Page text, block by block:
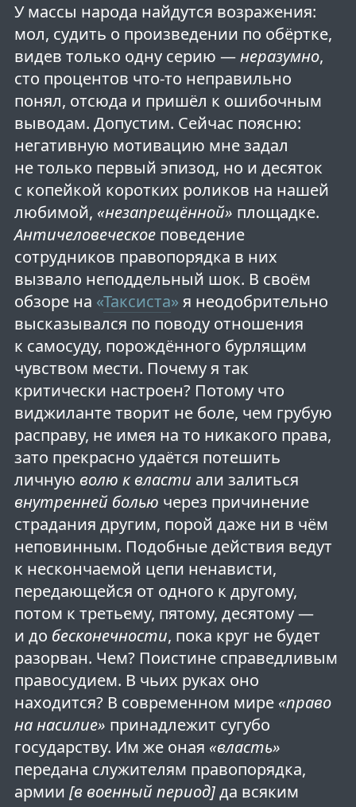
У массы народа найдутся возражения:
мол, судить о произведении по обёртке,
видев только одну серию —неразумно,
сто процентов что-то неправильно
понял, отсюда и пришёл к ошибочным
выводам. Допустим. Сейчас поясню:
негативную мотивацию мне задал
не только первый эпизод, но и десяток
с копейкой коротких роликов на нашей
любимой, «незапрещённой» площадке.
Античеловеческоеповедение
сотрудников правопорядка в них
вызвало неподдельный шок. В своём
обзоре на «Таксиста» я неодобрительно
высказывался по поводу отношения
к самосуду, порождённого бурлящим
чувством мести. Почему я так
критически настроен? Потому что
виджиланте творит не боле, чем грубую
расправу, не имея на то никакого права,
зато прекрасно удаётся потешить
личную волю к власти али залиться
внутренней болью через причинение
страдания другим, порой даже ни в чём
неповинным. Подобные действия ведут
к нескончаемой цепи ненависти,
передающейся от одного к другому,
потом к третьему, пятому, десятому —
и до бесконечности, пока круг не будет
разорван. Чем? Поистине справедливым
правосудием. В чьих руках оно
находится? В современном мире «право
на насилие» принадлежит сугубо
государству. Им же оная «власть»
передана служителям правопорядка,
армии [в военный период]да всяким